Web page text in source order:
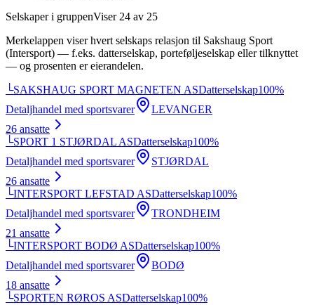
Selskaper i gruppenViser24 av 25
Merkelappen viser hvert selskaps relasjon til Sakshaug Sport
(Intersport) — f.eks. datterselskap, porteføljeselskap eller tilknyttet
— og prosenten er eierandelen.
└SAKSHAUG SPORT MAGNETEN ASDatterselskap100%
Detaljhandel med sportsvarer
LEVANGER
26 ansatte
└SPORT 1 STJØRDAL ASDatterselskap100%
Detaljhandel med sportsvarer
STJØRDAL
26 ansatte
└INTERSPORT LEFSTAD ASDatterselskap100%
Detaljhandel med sportsvarer
TRONDHEIM
21 ansatte
└INTERSPORT BODØ ASDatterselskap100%
Detaljhandel med sportsvarer
BODØ
18 ansatte
└SPORTEN RØROS ASDatterselskap100%